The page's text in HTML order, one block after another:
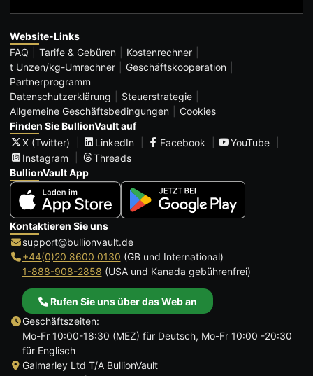
Website-Links
FAQ
Tarife & Gebüren
Kostenrechner
t Unzen/kg-Umrechner
Geschäftskooperation
Partnerprogramm
Datenschutzerklärung
Steuerstrategie
Allgemeine Geschäftsbedingungen
Cookies
Finden Sie BullionVault auf
X (Twitter)
LinkedIn Facebook
YouTube
Instagram
Threads
BullionVault App
Kontaktieren Sie uns
support@bullionvault.de
+44(0)20 8600 0130 (GB und International)
1-888-908-2858 (USA und Kanada gebührenfrei)
Rufen Sie uns über das Web an
Geschäftszeiten:
Mo-Fr 10:00-18:30 (MEZ) für Deutsch, Mo-Fr 10:00 -20:30
für Englisch
Galmarley Ltd T/A BullionVault